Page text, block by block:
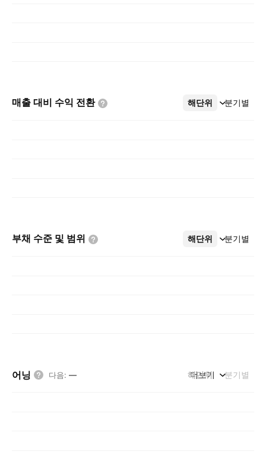
매출 대비 수익 전환 해단위 분기별
더보기
부채 수준 및 범위 해단위 분기별
더보기
어닝 다음: — 해단위 분기별
더보기